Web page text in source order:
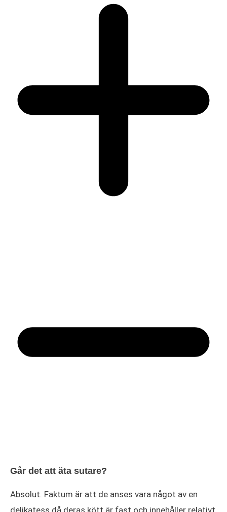
Går det att äta sutare?
Absolut. Faktum är att de anses vara något av en
delikatess då deras kött är fast och innehåller relativt